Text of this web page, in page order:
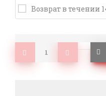
Возврат в течении